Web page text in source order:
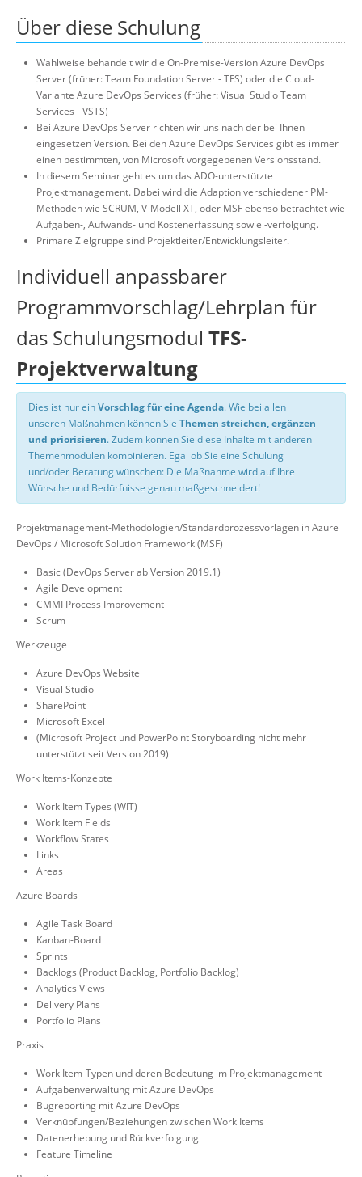
Über diese Schulung
Wahlweise behandelt wir die On-Premise-Version Azure DevOps
Server (früher: Team Foundation Server - TFS) oder die Cloud-
Variante Azure DevOps Services (früher: Visual Studio Team
Services - VSTS)
Bei Azure DevOps Server richten wir uns nach der bei Ihnen
eingesetzen Version. Bei den Azure DevOps Services gibt es immer
einen bestimmten, von Microsoft vorgegebenen Versionsstand.
In diesem Seminar geht es um das ADO-unterstützte
Projektmanagement. Dabei wird die Adaption verschiedener PM-
Methoden wie SCRUM, V-Modell XT, oder MSF ebenso betrachtet wie
Aufgaben-, Aufwands- und Kostenerfassung sowie -verfolgung.
Primäre Zielgruppe sind Projektleiter/Entwicklungsleiter.
Individuell anpassbarer
Programmvorschlag/Lehrplan für
das Schulungsmodul TFS-
Projektverwaltung
Dies ist nur einVorschlag für eine Agenda. Wie bei allen
unseren Maßnahmen können Sie Themen streichen, ergänzen
und priorisieren. Zudem können Sie diese Inhalte mit anderen
Themenmodulen kombinieren. Egal ob Sie eine Schulung
und/oder Beratung wünschen: Die Maßnahme wird auf Ihre
Wünsche und Bedürfnisse genau maßgeschneidert!
Projektmanagement-Methodologien/Standardprozessvorlagen in Azure
DevOps / Microsoft Solution Framework (MSF)
Basic (DevOps Server ab Version 2019.1)
Agile Development
CMMI Process Improvement
Scrum
Werkzeuge
Azure DevOps Website
Visual Studio
SharePoint
Microsoft Excel
(Microsoft Project und PowerPoint Storyboarding nicht mehr
unterstützt seit Version 2019)
Work Items-Konzepte
Work Item Types (WIT)
Work Item Fields
Workflow States
Links
Areas
Azure Boards
Agile Task Board
Kanban-Board
Sprints
Backlogs (Product Backlog, Portfolio Backlog)
Analytics Views
Delivery Plans
Portfolio Plans
Praxis
Work Item-Typen und deren Bedeutung im Projektmanagement
Aufgabenverwaltung mit Azure DevOps
Bugreporting mit Azure DevOps
Verknüpfungen/Beziehungen zwischen Work Items
Datenerhebung und Rückverfolgung
Feature Timeline